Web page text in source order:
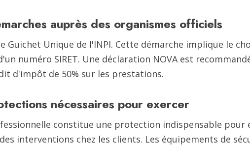
auprès des organismes officiels
Guichet Unique de l'INPI. Cette démarche implique le
numéro SIRET. Une déclaration NOVA est
d'impôt de 50% sur les prestations.
nécessaires pour exercer
constitue une protection indispensable pour
interventions chez les clients. Les équipements de